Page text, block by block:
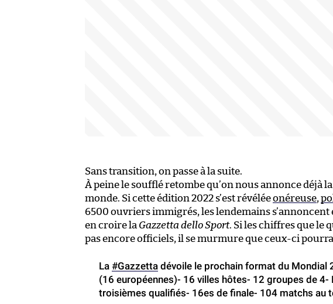
Sans transition, on passe à la suite.
À peine le soufflé retombe qu’on nous annonce déjà
monde. Si cette édition 2022 s’est révéléeonéreuse,
6500 ouvriers immigrés, les lendemains
en croire la Gazzetta dello Sport. Si les chiffres que le
pas encore officiels, il se murmure que ceux-ci
La #Gazzetta dévoile le prochain format du Mondial
(16 européennes)- 16 villes hôtes- 12 groupes de 4-
troisièmes qualifiés- 16es de finale- 104 matchs au